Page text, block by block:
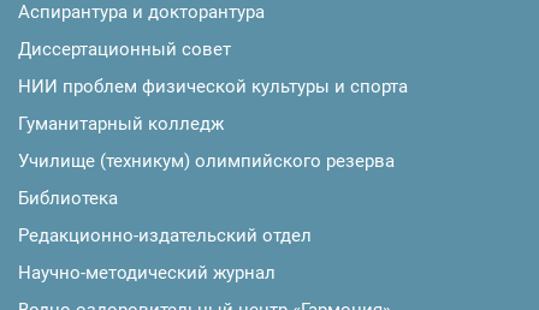
Аспирантура и докторантура
Диссертационный совет
НИИ проблем физической культуры и спорта
Гуманитарный колледж
Училище (техникум) олимпийского резерва
Библиотека
Редакционно-издательский отдел
Научно-методический журнал